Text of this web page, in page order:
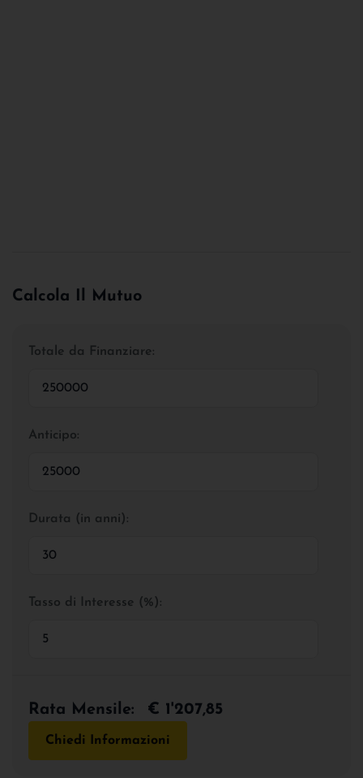
Calcola Il Mutuo
Totale da Finanziare:
Anticipo:
Durata (in anni):
Tasso di Interesse (%):
Rata Mensile: € 1'207,85
Chiedi Informazioni